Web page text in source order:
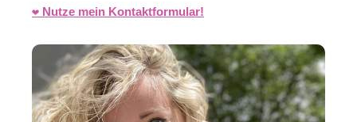
❤️ Nutze mein Kontaktformular!